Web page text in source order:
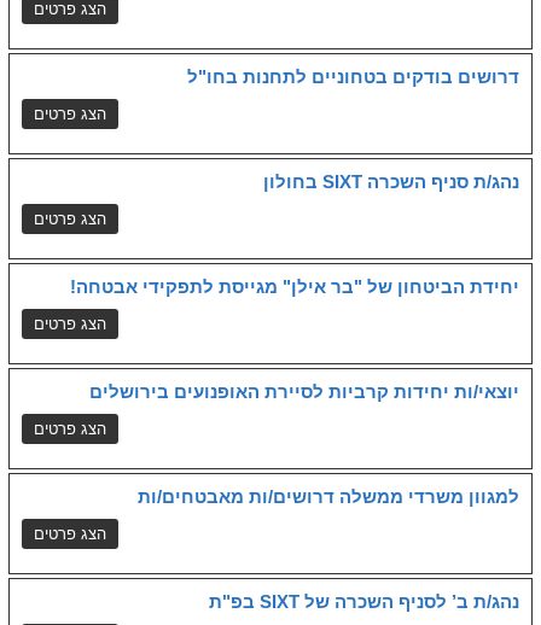
דרושים בודקים בטחוניים לתחנות בחו"ל
נהג/ת סניף השכרה SIXT בחולון
יחידת הביטחון של "בר אילן" מגייסת לתפקידי אבטחה!
יוצאי/ות יחידות קרביות לסיירת האופנועים בירושלים
למגוון משרדי ממשלה דרושים/ות מאבטחים/ות
נהג/ת ב’ לסניף השכרה של SIXT בפ"ת